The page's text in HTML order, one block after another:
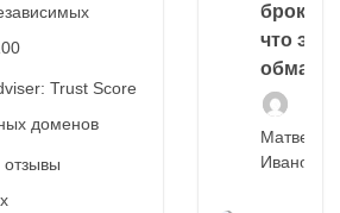
Trust Score
доменов
что это,
обман?
Матвей
Иванов